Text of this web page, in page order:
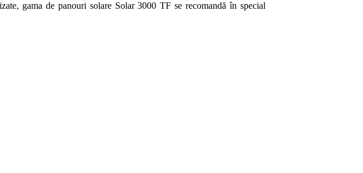
gama de panouri solare Solar 3000 TF se recomandă în special